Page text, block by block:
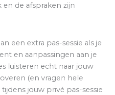
de afspraken zijn
een extra pas-sessie als je
en aanpassingen aan je
luisteren echt naar jouw
(en vragen hele
jouw privé pas-sessie